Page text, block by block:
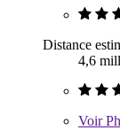
Distance
4,6
Voir